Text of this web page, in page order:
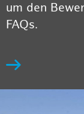
um den
FAQs.